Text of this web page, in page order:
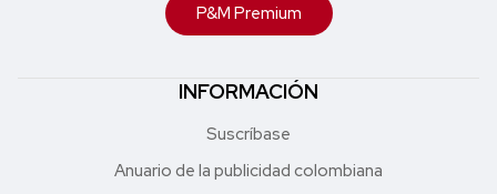
P&M Premium
INFORMACIÓN
Suscríbase
Anuario de la publicidad colombiana